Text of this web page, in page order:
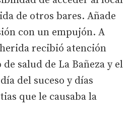
de otros bares. Añade
con un empujón. A
recibió atención
salud de La Bañeza y el
del suceso y días
que le causaba la